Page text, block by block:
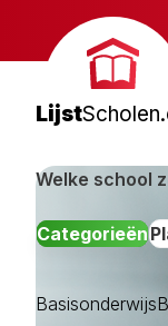
Lijst
Welke school
Categorieën
Basisonderwijs